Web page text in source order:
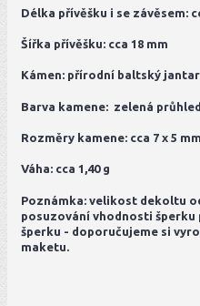
Délka přívěšku i se závěsem:
Šířka přívěšku: cca 18 mm
Kámen: přírodní baltský jantar
Barva kamene: zelená
Rozměry kamene: cca 7 x 5
Váha: cca 1,40 g
Poznámka: velikost dekoltu
posuzování vhodnosti
šperku - doporučujeme si
maketu.